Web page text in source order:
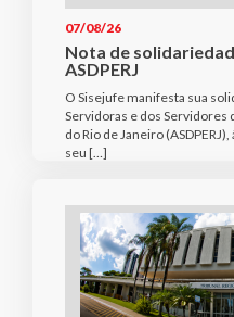
07/08/26
Nota de
ASDPERJ
O Sisejufe manifesta sua
Servidoras e dos Servidores
do Rio de Janeiro
seu […]